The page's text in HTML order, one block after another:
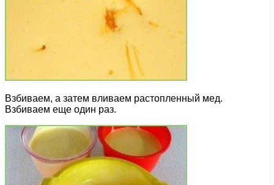
Взбиваем, а затем вливаем растопленный мед.
Взбиваем еще один раз.